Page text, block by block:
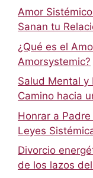
Amor
Sanan tu
¿Qué es el
Amorsystemic?
Salud Mental y
Camino hacia
Honrar a
Leyes
Divorcio
de los lazos